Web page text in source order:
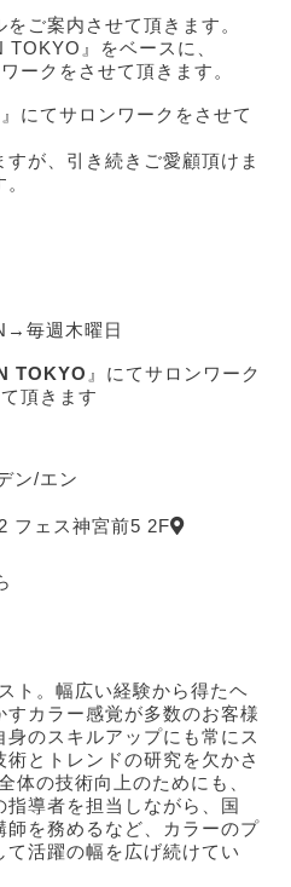
ご案内させて頂きます。
』をベースに、
ークをさせて頂きます。
にてサロンワークをさせて
が、引き続きご愛顧頂けま
→ 毎週木曜日
TOKYO 』にてサロンワーク
頂きます
ン/エン
フェス神宮前5 2F
ト。幅広い経験から得たヘ
カラー感覚が多数のお客様
のスキルアップにも常にス
術とトレンドの研究を欠かさ
体の技術向上のためにも、
導者を担当しながら、国
師を務めるなど、カラーのプ
活躍の幅を広げ続けてい